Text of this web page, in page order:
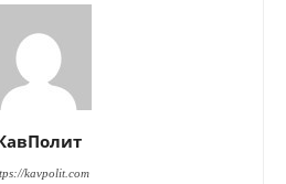
kavpolit.com